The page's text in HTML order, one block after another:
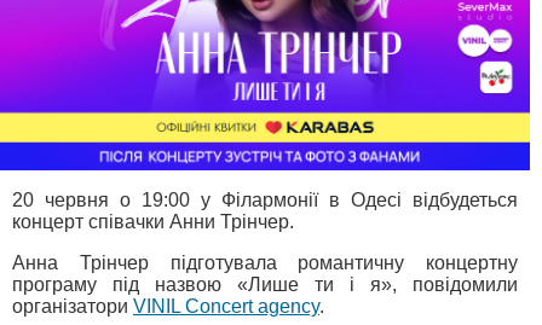
20 червня о 19:00 у Філармонії в Одесі відбудеться
концерт співачки Анни Трінчер.
Анна Трінчер підготувала романтичну концертну
програму під назвою «Лише ти і я», повідомили
організатори VINIL Concert agency.